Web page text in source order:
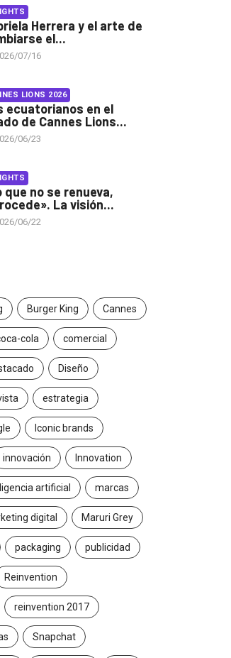
Herrera y el arte de
el...
07/16
LIONS 2026
ecuatorianos en el
de Cannes Lions...
06/23
que no se renueva,
La visión...
06/22
Burger King Cannes
cola comercial
Diseño
estrategia
Iconic brands
innovación Innovation
artificial marcas
digital Maruri Grey
packaging publicidad
Reinvention
reinvention 2017
Snapchat